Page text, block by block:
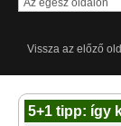
Vissza az előző
5+1 tipp: így